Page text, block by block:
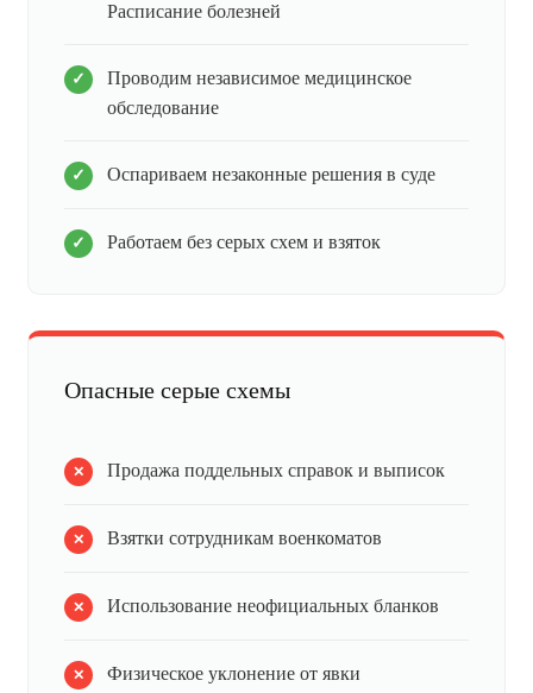
Расписание болезней
Проводим независимое медицинское
обследование
Оспариваем незаконные решения в суде
Работаем без серых схем и взяток
Опасные серые схемы
Продажа поддельных справок и выписок
Взятки сотрудникам военкоматов
Использование неофициальных бланков
Физическое уклонение от явки